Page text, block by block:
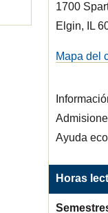
1700
Elgin, IL
Mapa del
Ayuda
Horas